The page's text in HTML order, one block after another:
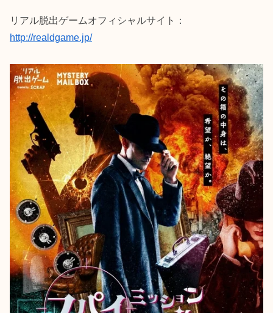
リアル脱出ゲームオフィシャルサイト：
http://realdgame.jp/